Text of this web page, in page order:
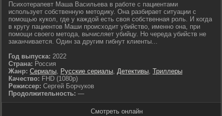
Психотерапевт Маша Васильева в работе с пациентами
использует собственную методику. Она разбирает ситуации с
помощью кукол, где у каждой есть своя собственная роль. И когда
в кругу пациентов Маши происходит убийство, именно она, при
помощи своего метода, вычисляет убийцу. Но череда убийств не
заканчивается. Один за другим гибнут клиенты...
Год выпуска: 2022
Страна: Россия
Жанр: Сериалы, Русские сериалы, Детективы, Триллеры
Качество: FHD (1080p)
Режиссер: Сергей Борчуков
Продолжительность: —
Смотреть онлайн